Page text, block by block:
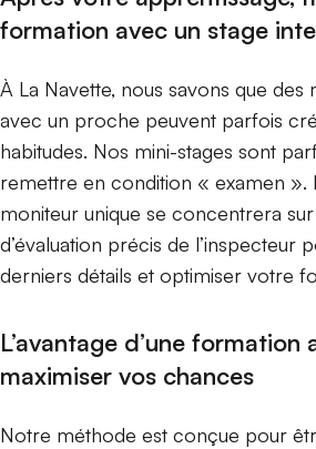
formation avec un stage
À La Navette, nous savons que des
avec un proche peuvent parfois
habitudes. Nos mini-stages sont
remettre en condition « examen ».
moniteur unique se concentrera
d’évaluation précis de l’inspecteur
derniers détails et optimiser votre
L’avantage d’une
maximiser vos chances
Notre méthode est conçue pour